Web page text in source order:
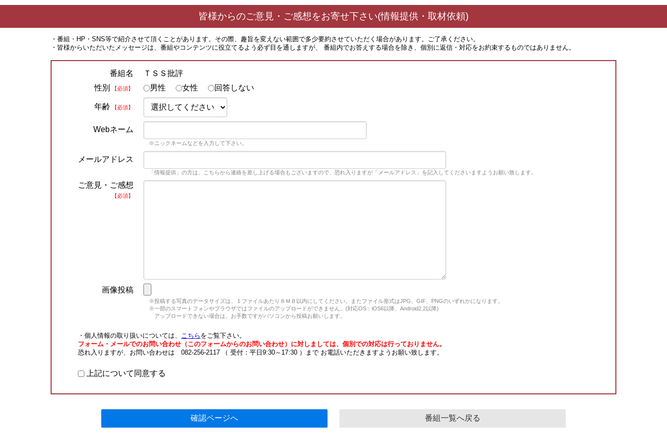
皆様からのご意見・ご感想をお寄せ下さい(情報提供・取材依頼)
・番組・HP・SNS等で紹介させて頂くことがあります。その際、趣旨を変えない範囲で多少要約させていただく場合があります。ご了承ください。
・皆様からいただいたメッセージは、番組やコンテンツに役立てるよう必ず目を通しますが、 番組内でお答えする場合を除き、個別に返信・対応をお約束するものではありません。
番組名
ＴＳＳ批評
性別
【必須】 男性 女性 回答しない
年齢 【必須】
Webネーム
※ニックネームなどを入力して下さい。
メールアドレス
「情報提供」の方は、こちらから連絡を差し上げる場合もございますので、恐れ入りますが「メールアドレス」を記入してくださいますようお願い致します。
ご意見・ご感想
【必須】
画像投稿
※投稿する写真のデータサイズは、１ファイルあたり８ＭＢ以内にしてください。またファイル形式はJPG、GIF、PNGのいずれかになります。
※一部のスマートフォンやブラウザではファイルのアップロードができません。(対応OS：iOS6以降、Android2.2以降)
アップロードできない場合は、お手数ですがパソコンから投稿お願いします。
・個人情報の取り扱いについては、 こちら をご覧下さい。
フォーム・メールでのお問い合わせ（このフォームからのお問い合わせ）に対しましては、個別での対応は行っておりません。
恐れ入りますが、お問い合わせは 082-256-2117 （ 受付：平日9:30～17:30 ）まで お電話いただきますようお願い致します。
上記について同意する
確認ページへ 番組一覧へ戻る